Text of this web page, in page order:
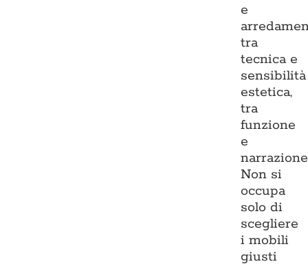
e
tra
tecnica e
sensibilità
estetica,
tra
funzione
e
Non si
occupa
solo di
scegliere
i mobili
giusti